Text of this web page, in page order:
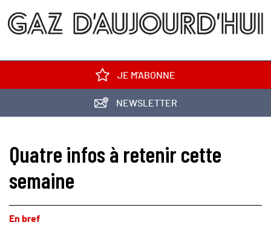
JE M'ABONNE
NEWSLETTER
Quatre infos à retenir cette
semaine
En bref